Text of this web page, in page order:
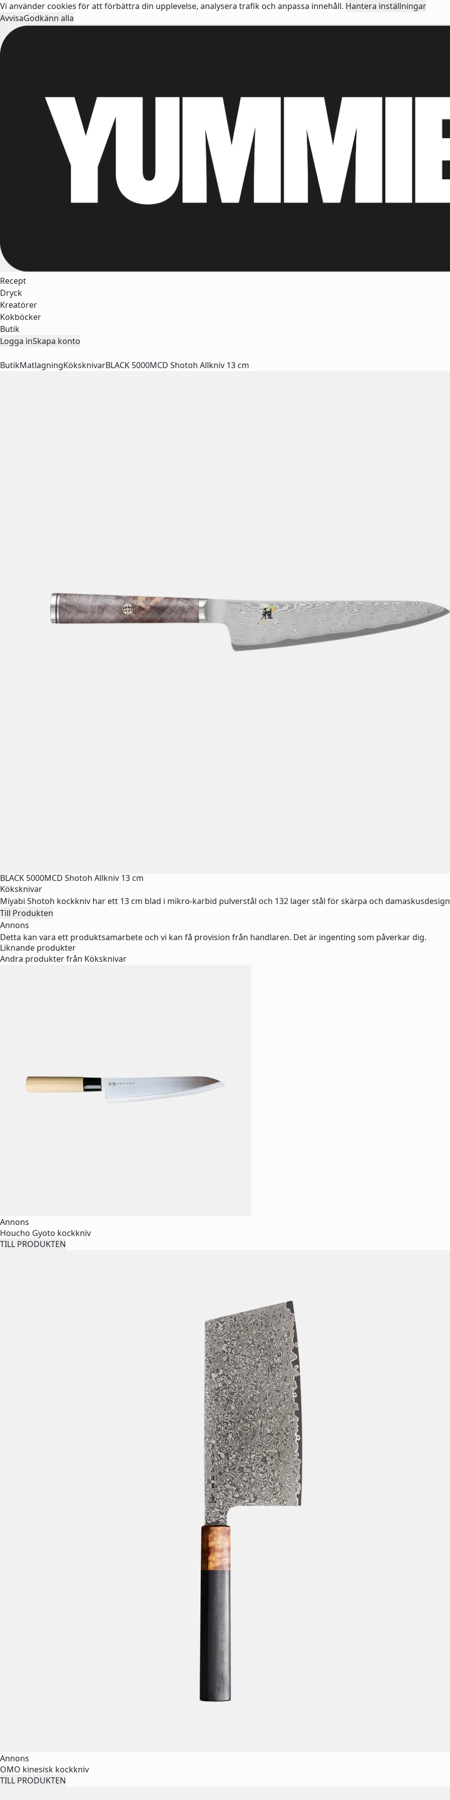
Vi använder cookies för att förbättra din upplevelse, analysera trafik och anpassa innehåll. Hantera inställningar
AvvisaGodkänn alla
Recept
Dryck
Kreatörer
Kokböcker
Butik
Logga inSkapa konto
ButikMatlagningKöksknivarBLACK 5000MCD Shotoh Allkniv 13 cm
BLACK 5000MCD Shotoh Allkniv 13 cm
Köksknivar
Miyabi Shotoh kockkniv har ett 13 cm blad i mikro-karbid pulverstål och 132 lager stål för skärpa och
Till Produkten
Annons
Detta kan vara ett produktsamarbete och vi kan få provision från handlaren. Det är ingenting som påverkar dig.
Liknande produkter
Andra produkter från Köksknivar
Annons
Houcho Gyoto kockkniv
TILL PRODUKTEN
Annons
OMO kinesisk kockkniv
TILL PRODUKTEN